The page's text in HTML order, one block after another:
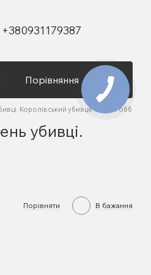
+380931179387
Порівняння Вхід
Королівський убивця. Робін Гобб
убивці.
Порівняти В бажання